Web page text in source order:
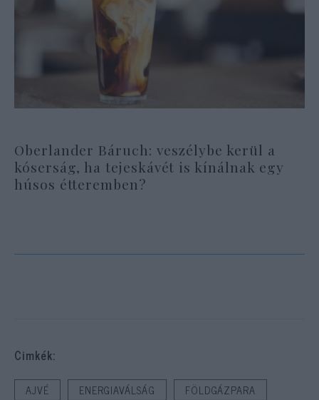
Oberlander Báruch: veszélybe kerül a
kóserság, ha tejeskávét is kínálnak egy
húsos étteremben?
Cimkék:
AJVÉ ENERGIAVÁLSÁG
FÖLDGÁZPARA